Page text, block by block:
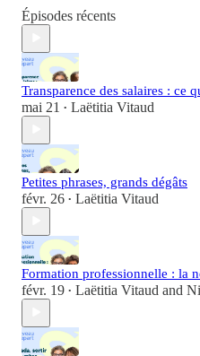
Épisodes récents
Transparence des salaires : ce
mai 21 • Laëtitia Vitaud
Petites phrases, grands dégâts
févr. 26 • Laëtitia Vitaud
Formation professionnelle : la
févr. 19 • Laëtitia Vitaud and